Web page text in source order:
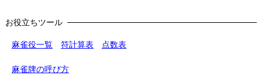
お役立ちツール
麻雀役一覧 符計算表 点数表
麻雀牌の呼び方